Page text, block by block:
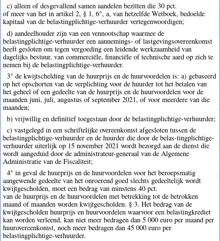
c) alleen of desgevallend samen aandelen bezitten die 30 pct.
of meer van het in artikel 2, § 1, 6°, a, van hetzelfde Wetboek, bedoelde
kapitaal van de belastingplichtige-verhuurder vertegenwoordigen;
d) aandeelhouder zijn van een vennootschap waarmee de
belastingplichtige-verhuurder een aannemings- of lastgevingsovereenkomst
heeft gesloten om tegen vergoeding een leidende werkzaamheid van
dagelijks bestuur, van commerciële, financiële of technische aard op zich te
nemen bij de belastingplichtige-verhuurder.
3° de kwijtschelding van de huurprijs en de huurvoordelen is: a) gebaseerd
op het opschorten van de verplichting voor de huurder tot het betalen van
het geheel of een gedeelte van de huurprijs en de huurvoordelen voor de
maanden juni, juli, augustus of september 2021, of voor meerdere van die
maanden;
b) vrijwillig en definitief toegestaan door de belastingplichtige-verhuurder;
c) vastgelegd in een schriftelijke overeenkomst afgesloten tussen de
belastingplichtige-verhuurder en de huurder die door de belas-tingplichtige-
verhuurder uiterlijk op 15 november 2021 wordt bezorgd aan de dienst die
wordt aangeduid door de administrateur-generaal van de Algemene
Administratie van de Fiscaliteit;
4° in geval de huurprijs en de huurvoordelen voor het beroepsmatig
aangewende gedeelte van het onroerend goed slechts gedeeltelijk wordt
kwijtgescholden, moet een bedrag van minstens 40 pct.
van de huurprijs en de huurvoordelen met betrekking tot de betrokken
maand of maanden worden kwijtgescholden. § 3. Het bedrag van de
kwijtgescholden huurprijs en huurvoordelen waarvoor een belastingkrediet
kan worden verleend, kan niet meer bedragen dan 5 000 euro per maand per
huurovereenkomst, noch meer bedragen dan 45 000 euro per
belastingplichtige-verhuurder.